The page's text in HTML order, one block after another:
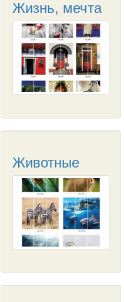
Жизнь, мечта
Животные